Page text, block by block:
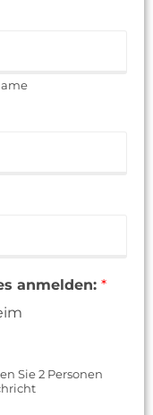
anmelden: *
Sie 2 Personen